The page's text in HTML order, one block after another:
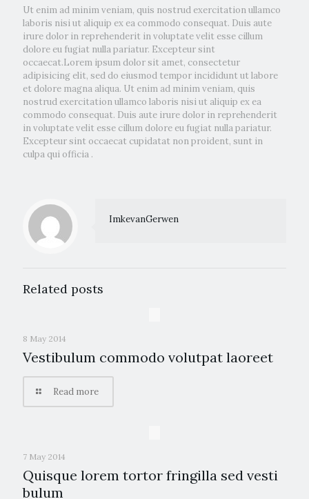
Ut enim ad minim veniam, quis nostrud exercitation ullamco
laboris nisi ut aliquip ex ea commodo consequat. Duis aute
irure dolor in reprehenderit in voluptate velit esse cillum
dolore eu fugiat nulla pariatur. Excepteur sint
occaecat.Lorem ipsum dolor sit amet, consectetur
adipisicing elit, sed do eiusmod tempor incididunt ut labore
et dolore magna aliqua. Ut enim ad minim veniam, quis
nostrud exercitation ullamco laboris nisi ut aliquip ex ea
commodo consequat. Duis aute irure dolor in reprehenderit
in voluptate velit esse cillum dolore eu fugiat nulla pariatur.
Excepteur sint occaecat cupidatat non proident, sunt in
culpa qui officia .
ImkevanGerwen
Related posts
8 May 2014
Vestibulum commodo volutpat laoreet
Read more
7 May 2014
Quisque lorem tortor fringilla sed vesti
bulum